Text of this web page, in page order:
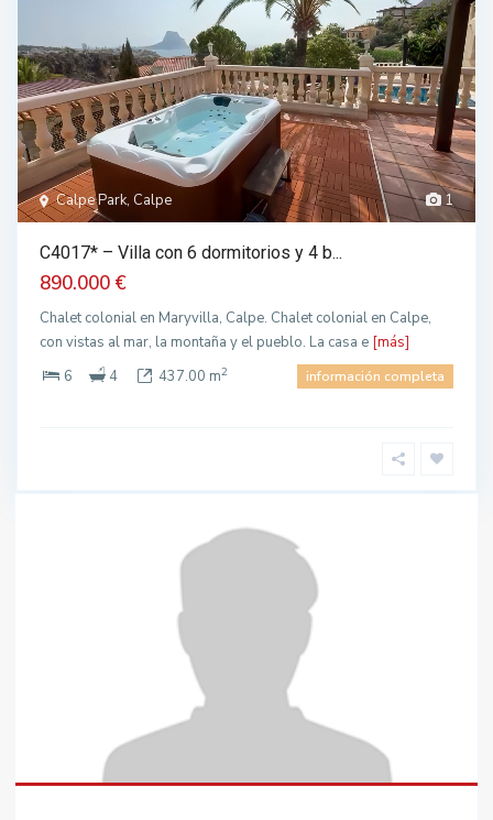
1
Calpe Park, Calpe
C4017* – Villa con 6 dormitorios y 4 b...
890.000 €
Chalet colonial en Maryvilla, Calpe. Chalet colonial en Calpe,
con vistas al mar, la montaña y el pueblo. La casa e [más]
6
4 437.00 m2 información completa